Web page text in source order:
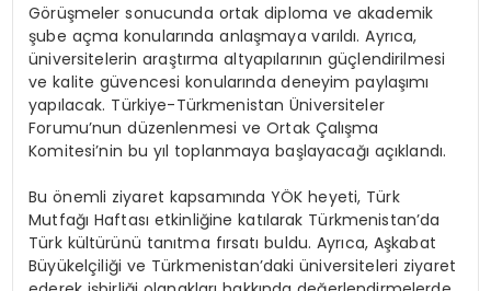
Görüşmeler sonucunda ortak diploma ve akademik
şube açma konularında anlaşmaya varıldı. Ayrıca,
üniversitelerin araştırma altyapılarının güçlendirilmesi
ve kalite güvencesi konularında deneyim paylaşımı
yapılacak. Türkiye-Türkmenistan Üniversiteler
Forumu’nun düzenlenmesi ve Ortak Çalışma
Komitesi’nin bu yıl toplanmaya başlayacağı açıklandı.
Bu önemli ziyaret kapsamında YÖK heyeti, Türk
Mutfağı Haftası etkinliğine katılarak Türkmenistan’da
Türk kültürünü tanıtma fırsatı buldu. Ayrıca, Aşkabat
Büyükelçiliği ve Türkmenistan’daki üniversiteleri ziyaret